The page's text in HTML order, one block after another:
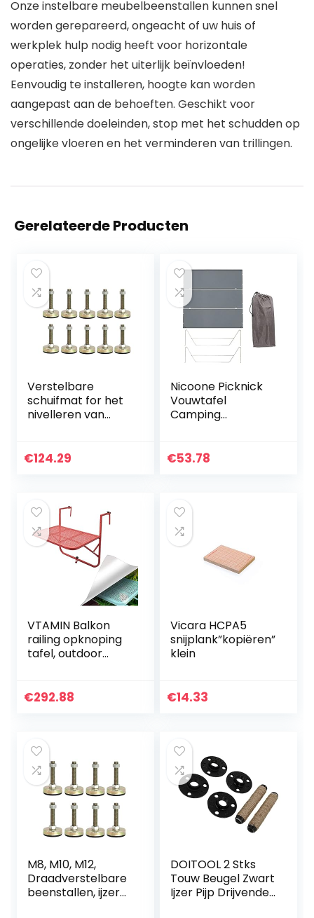
Onze instelbare meubelbeenstallen kunnen snel
worden gerepareerd, ongeacht of uw huis of
werkplek hulp nodig heeft voor horizontale
operaties, zonder het uiterlijk beïnvloeden!
Eenvoudig te installeren, hoogte kan worden
aangepast aan de behoeften. Geschikt voor
verschillende doeleinden, stop met het schudden op
ongelijke vloeren en het verminderen van trillingen.
Gerelateerde Producten
Verstelbare
schuifmat for het
nivelleren van
rijpers, anti-slip en
€124.29
Nicoone Picknick
Vouwtafel
Camping
Tafel voor Outdoor
€53.78
VTAMIN Balkon
railing opknoping
tafel, outdoor
verstelbaar, 66lbs
€292.88
Vicara HCPA5
snijplank”kopiëren”
klein
€14.33
M8, M10, M12,
Draadverstelbare
beenstallen, ijzer
DOITOOL 2 Stks
Touw Beugel Zwart
Ijzer Pijp Drijvende